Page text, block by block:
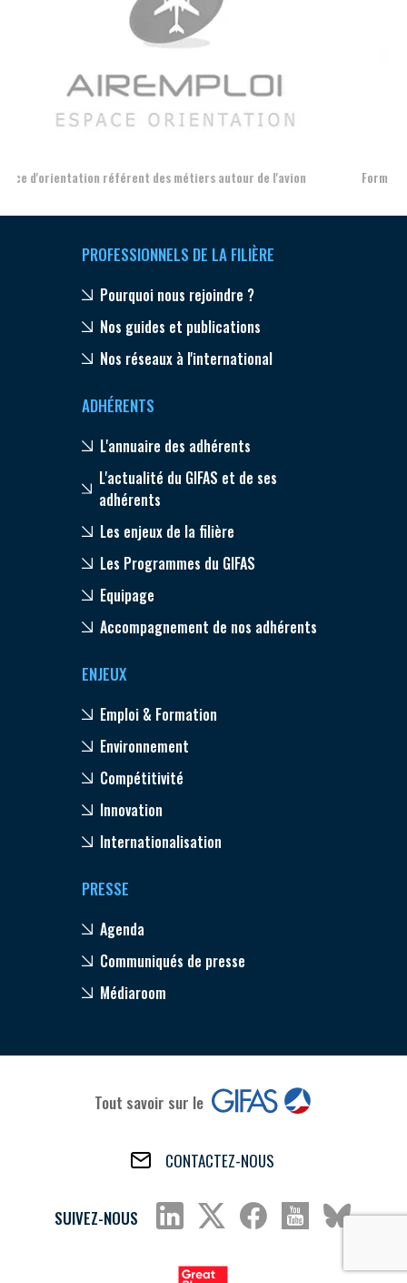
Formation et l'insertion de personnes en situation de handicap
PROFESSIONNELS DE LA FILIÈRE
Pourquoi nous rejoindre ?
Nos guides et publications
Nos réseaux à l'international
ADHÉRENTS
L'annuaire des adhérents
L'actualité du GIFAS et de ses
adhérents
Les enjeux de la filière
Les Programmes du GIFAS
Equipage
Accompagnement de nos adhérents
ENJEUX
Emploi & Formation
Environnement
Compétitivité
Innovation
Internationalisation
PRESSE
Agenda
Communiqués de presse
Médiaroom
Tout savoir sur le
CONTACTEZ-NOUS
SUIVEZ-NOUS